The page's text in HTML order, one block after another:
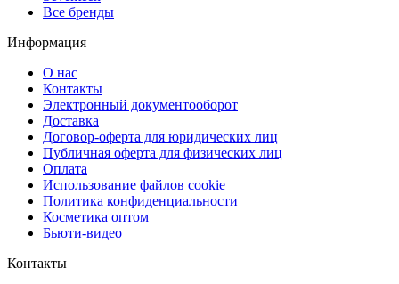
Все бренды
Информация
О нас
Контакты
Электронный документооборот
Доставка
Договор-оферта для юридических лиц
Публичная оферта для физических лиц
Оплата
Использование файлов cookie
Политика конфиденциальности
Косметика оптом
Бьюти-видео
Контакты